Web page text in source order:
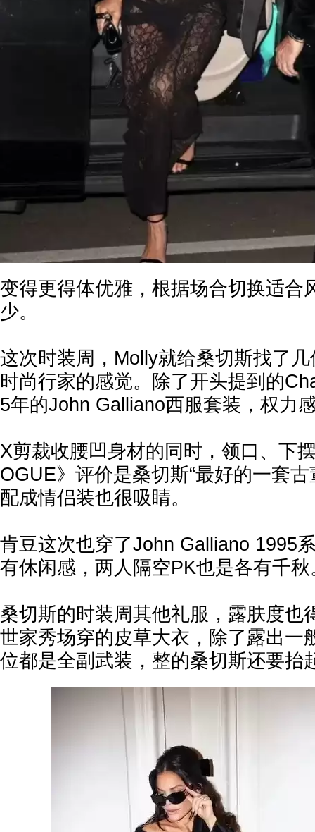
变得更得体优雅，根据场合切换适合
少。
这次时装周，Molly就给桑切斯找了
时尚行家的感觉。除了开头提到的
5年的John Galliano西服套装，权力
X剪裁收腰凹身材的同时，领口、下
OGUE》评价是桑切斯“最好的一套
配成情侣装也很吸睛。
肯豆这次也穿了John Galliano 1995
有休闲感，两人隔空PK也是各有千秋
桑切斯的时装周其他礼服，露肤度也
世家秀场穿的皮草大衣，除了露出一
位都是全副武装，整的桑切斯还要抬